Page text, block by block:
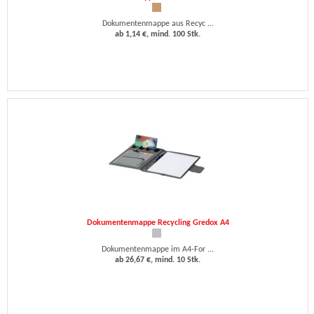
Dokumentenmappe aus Recyc ...
ab 1,14 €, mind. 100 Stk.
Dokumentenmappe Recycling Gredox A4
Dokumentenmappe im A4-For ...
ab 26,67 €, mind. 10 Stk.